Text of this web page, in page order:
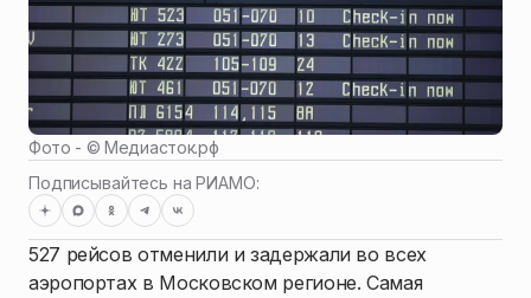
Фото - ©Медиасток.рф
Подписывайтесь на РИАМО:
527 рейсов отменили и задержали во всех
аэропортах в Московском регионе. Самая